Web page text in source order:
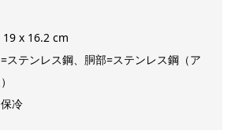
19 x 16.2 cm
=ステンレス鋼、胴部=ステンレス鋼（ア
冷